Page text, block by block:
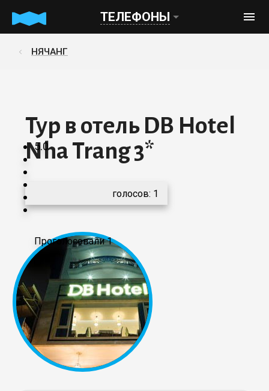
ТЕЛЕФОНЫ
НЯЧАНГ
Тур в отель DB Hotel
Nha Trang 3*
5.0
Проголосовали 1
голосов: 1